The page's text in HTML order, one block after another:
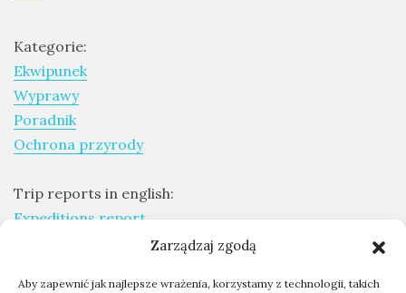
Zarządzaj zgodą
Aby zapewnić jak najlepsze wrażenia, korzystamy z technologii, takich
Kategorie:
Ekwipunek
Wyprawy
Poradnik
Ochrona przyrody
Trip reports in english:
Expeditions report